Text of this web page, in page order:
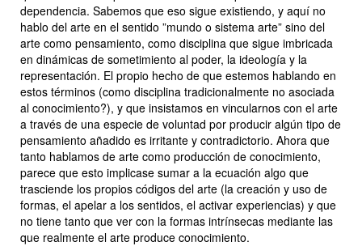
dependencia. Sabemos que eso sigue existiendo, y aquí no
hablo del arte en el sentido ”mundo o sistema arte” sino del
arte como pensamiento, como disciplina que sigue imbricada
en dinámicas de sometimiento al poder, la ideología y la
representación. El propio hecho de que estemos hablando en
estos términos (como disciplina tradicionalmente no asociada
al conocimiento?), y que insistamos en vincularnos con el arte
a través de una especie de voluntad por producir algún tipo de
pensamiento añadido es irritante y contradictorio. Ahora que
tanto hablamos de arte como producción de conocimiento,
parece que esto implicase sumar a la ecuación algo que
trasciende los propios códigos del arte (la creación y uso de
formas, el apelar a los sentidos, el activar experiencias) y que
no tiene tanto que ver con la formas intrínsecas mediante las
que realmente el arte produce conocimiento.